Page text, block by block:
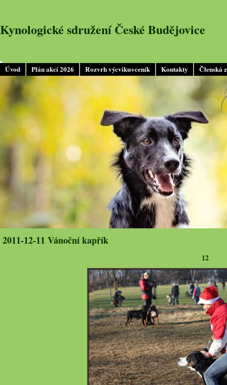
Úvod Plán akcí 2026 Rozvrh výcviku+ceník Kontakty Členská
Kynologické sdružení České Budějovice
2011-12-11 Vánoční kapřík
12